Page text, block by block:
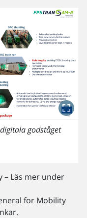
godståget
– Läs mer under
for Mobility